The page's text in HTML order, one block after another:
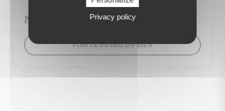
Nous consulter
VOIR LE DÉTAIL DU BIEN
Privacy policy